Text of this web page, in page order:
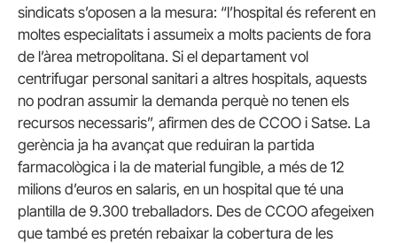
sindicats s’oposen a la mesura: “l’hospital és referent en
moltes especialitats i assumeix a molts pacients de fora
de l’àrea metropolitana. Si el departament vol
centrifugar personal sanitari a altres hospitals, aquests
no podran assumir la demanda perquè no tenen els
recursos necessaris”, afirmen des de CCOO i Satse. La
gerència ja ha avançat que reduiran la partida
farmacològica i la de material fungible, a més de 12
milions d’euros en salaris, en un hospital que té una
plantilla de 9.300 treballadors. Des de CCOO afegeixen
que també es pretén rebaixar la cobertura de les